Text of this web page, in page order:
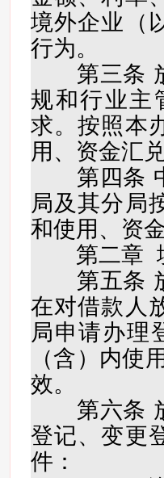
境外企业（
行为。
第三条 放
规和行业主
求。按照本
用、资金汇
第四条 中
局及其分局
和使用、资
第二章
第五条 放
在对借款人
局申请办理
（含）内使
效。
第六条 放
登记、变更
件：